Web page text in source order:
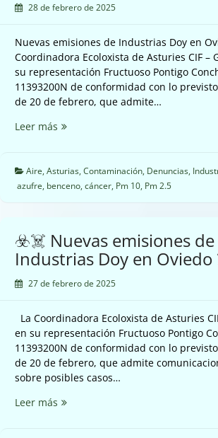
les
☠️☣️
28 de febrero de 2025
Nuevas emisiones de Industrias Doy en
Coordinadora Ecoloxista de Asturies CIF –
su representación Fructuoso Pontigo
11393200N de conformidad con lo
de 20 de febrero, que admite…
Leer más ☣️☠️
de
Industrias
☠️☣️
Aire, Asturias, Contaminación, Denuncias,
azufre, benceno, cáncer, Pm 10, Pm 2.5
☣️☠️ Nuevas emisiones de
Industrias Doy en
27 de febrero de 2025
La Coordinadora Ecoloxista de Asturies
en su representación Fructuoso Pontigo
11393200N de conformidad con lo
de 20 de febrero, que admite
sobre posibles casos…
Leer más ☣️☠️